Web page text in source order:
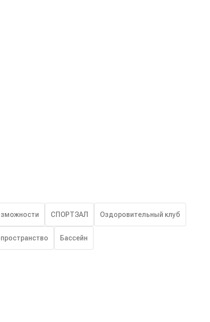
СПОРТЗАЛ Оздоровительный клуб
Бассейн